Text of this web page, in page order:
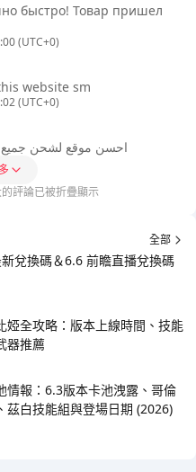
быстро! Товар пришел
(UTC+0)
website sm
(UTC+0)
احسن موقع لشحن جميع
評論已被折疊顯示
全部
新兌換碼＆6.6 前瞻直播兌換碼
婭全攻略：版本上線時間、技能
器推薦
情報：6.3版本卡池洩露、哥倫
茲白技能組與登場日期 (2026)